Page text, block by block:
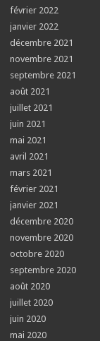
février 2022
janvier 2022
décembre 2021
novembre 2021
septembre 2021
août 2021
juillet 2021
juin 2021
mai 2021
avril 2021
mars 2021
février 2021
janvier 2021
décembre 2020
novembre 2020
octobre 2020
septembre 2020
août 2020
juillet 2020
juin 2020
mai 2020